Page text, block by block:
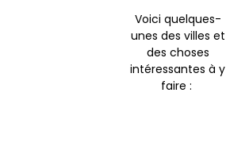
Voici quelques-
unes des villes et
des choses
intéressantes à y
faire :